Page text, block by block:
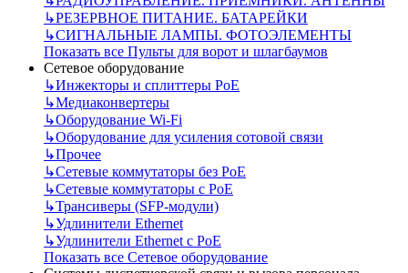
↳РЕЗЕРВНОЕ ПИТАНИЕ. БАТАРЕЙКИ
↳СИГНАЛЬНЫЕ ЛАМПЫ. ФОТОЭЛЕМЕНТЫ
Показать все Пульты для ворот и шлагбаумов
Сетевое оборудование
↳Инжекторы и сплиттеры РоЕ
↳Медиаконвертеры
↳Оборудование Wi-Fi
↳Оборудование для усиления сотовой связи
↳Прочее
↳Сетевые коммутаторы без РоЕ
↳Сетевые коммутаторы с РоЕ
↳Трансиверы (SFP-модули)
↳Удлинители Ethernet
↳Удлинители Ethernet с PoE
Показать все Сетевое оборудование